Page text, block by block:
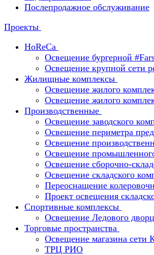
Послепродажное обслуживание
Проекты
HoReCa
Освещение бургерной
Освещение крупной сети
Жилищные комплексы
Освещение жилого
Освещение жилого
Производственные
Освещение заводского
Освещение периметра
Освещение
Освещение
Освещение сборочно-
Освещение складского
Переоснащение
Проект освещения
Спортивные комплексы
Освещение Ледового
Торговые пространства
Освещение магазина сети
ТРЦ РИО